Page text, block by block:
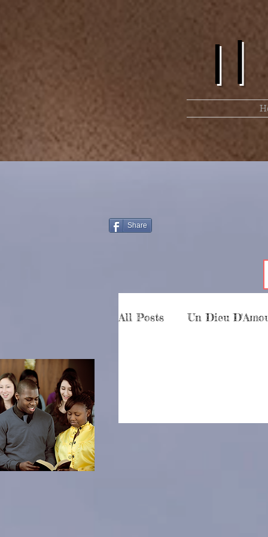
Il
Share
All Posts Un Dieu